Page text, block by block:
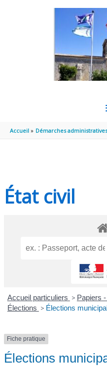
Accueil Démarches administratives
État civil
Accueil particuliers > Papiers
Élections > Élections
Fiche pratique
Élections